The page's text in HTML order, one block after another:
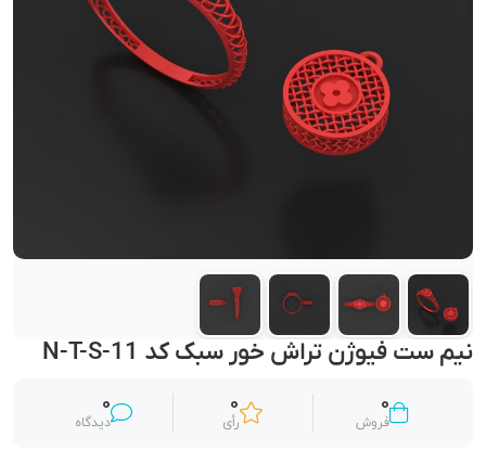
نیم ست فیوژن تراش خور سبک کد N-T-S-11
0
فروش
0
رأی
0
دیدگاه